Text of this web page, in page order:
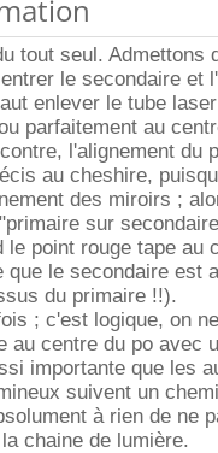
tout seul. Admettons
le secondaire et
enlever le tube
parfaitement au
l'alignement du
au cheshire,
des miroirs ;
sur
le point rouge tape au
que le secondaire est
du primaire !!).
; c'est logique, on
au centre du po avec
importante que les
suivent un
à rien de ne
chaine de lumière.